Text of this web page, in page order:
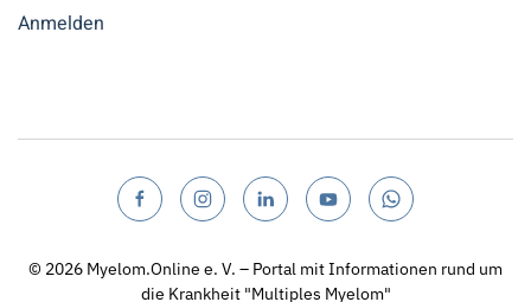
Anmelden
© 2026 Myelom.Online e. V. – Portal mit Informationen rund um
die Krankheit "Multiples Myelom"